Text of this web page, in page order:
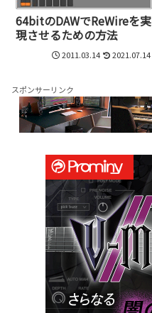
64bitのDAWでReWireを実
現させるための方法
2011.03.14 2021.07.14
スポンサーリンク